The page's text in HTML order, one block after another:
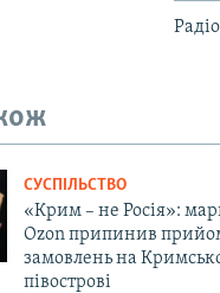
СУСПІЛЬСТВО
«Крим – не Росія»:
Ozon припинив
замовлень на
півострові